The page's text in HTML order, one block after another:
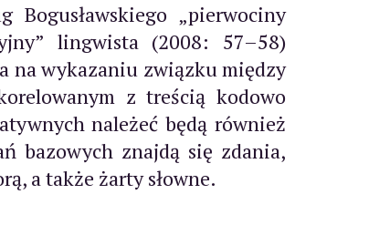
Bogusławskiego „pierwociny
lingwista (2008: 57–58)
na wykazaniu związku między
z treścią kodowo
należeć będą również
bazowych znajdą się zdania,
a także żarty słowne.